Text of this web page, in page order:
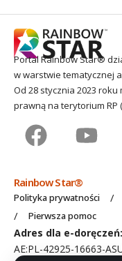
Portal Rainbow Star®
w warstwie tematycznej
Od 28 stycznia 2023
prawną na terytorium RP
Rainbow Star®
Polityka prywatności
Pierwsza pomoc
Adres dla e-doręczeń:
AE:PL-42925-16663-